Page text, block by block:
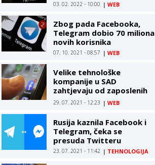
03. 02. 2022 - 10:00 | WEB
Zbog pada Facebooka,
Telegram dobio 70 miliona
novih korisnika
07. 10. 2021 - 08:57 | WEB
Velike tehnološke
kompanije u SAD
zahtjevaju od zaposlenih
da se vakcinišu
29. 07. 2021 - 12:23 | WEB
Rusija kaznila Facebook i
Telegram, čeka se
presuda Twitteru
23. 07. 2021 - 11:42 | TEHNOLOGIJA